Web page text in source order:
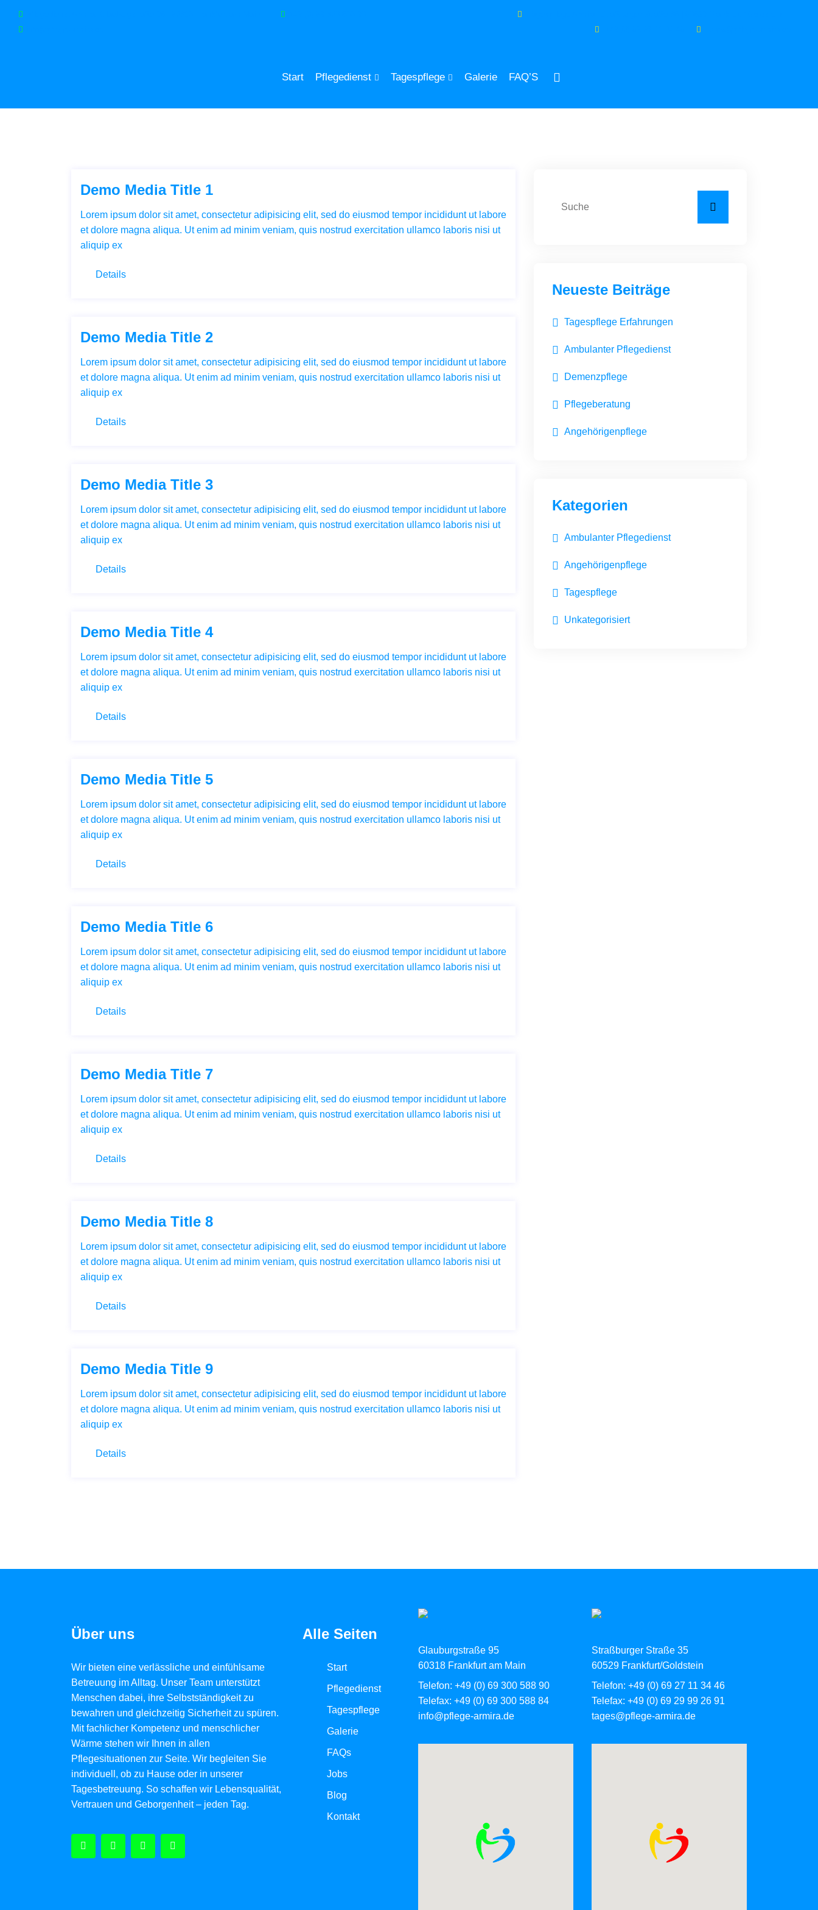
Start Pflegedienst Tagespflege Galerie FAQ’S
Demo Media Title 1
Lorem ipsum dolor sit amet, consectetur adipisicing elit, sed do eiusmod tempor incididunt ut labore
et dolore magna aliqua. Ut enim ad minim veniam, quis nostrud exercitation ullamco laboris nisi ut
aliquip ex
Details
Demo Media Title 2
Lorem ipsum dolor sit amet, consectetur adipisicing elit, sed do eiusmod tempor incididunt ut labore
et dolore magna aliqua. Ut enim ad minim veniam, quis nostrud exercitation ullamco laboris nisi ut
aliquip ex
Details
Demo Media Title 3
Lorem ipsum dolor sit amet, consectetur adipisicing elit, sed do eiusmod tempor incididunt ut labore
et dolore magna aliqua. Ut enim ad minim veniam, quis nostrud exercitation ullamco laboris nisi ut
aliquip ex
Details
Demo Media Title 4
Lorem ipsum dolor sit amet, consectetur adipisicing elit, sed do eiusmod tempor incididunt ut labore
et dolore magna aliqua. Ut enim ad minim veniam, quis nostrud exercitation ullamco laboris nisi ut
aliquip ex
Details
Demo Media Title 5
Lorem ipsum dolor sit amet, consectetur adipisicing elit, sed do eiusmod tempor incididunt ut labore
et dolore magna aliqua. Ut enim ad minim veniam, quis nostrud exercitation ullamco laboris nisi ut
aliquip ex
Details
Demo Media Title 6
Lorem ipsum dolor sit amet, consectetur adipisicing elit, sed do eiusmod tempor incididunt ut labore
et dolore magna aliqua. Ut enim ad minim veniam, quis nostrud exercitation ullamco laboris nisi ut
aliquip ex
Details
Demo Media Title 7
Lorem ipsum dolor sit amet, consectetur adipisicing elit, sed do eiusmod tempor incididunt ut labore
et dolore magna aliqua. Ut enim ad minim veniam, quis nostrud exercitation ullamco laboris nisi ut
aliquip ex
Details
Demo Media Title 8
Lorem ipsum dolor sit amet, consectetur adipisicing elit, sed do eiusmod tempor incididunt ut labore
et dolore magna aliqua. Ut enim ad minim veniam, quis nostrud exercitation ullamco laboris nisi ut
aliquip ex
Details
Demo Media Title 9
Lorem ipsum dolor sit amet, consectetur adipisicing elit, sed do eiusmod tempor incididunt ut labore
et dolore magna aliqua. Ut enim ad minim veniam, quis nostrud exercitation ullamco laboris nisi ut
aliquip ex
Details
Neueste Beiträge
Tagespflege Erfahrungen
Ambulanter Pflegedienst
Demenzpflege
Pflegeberatung
Angehörigenpflege
Kategorien
Ambulanter Pflegedienst
Angehörigenpflege
Tagespflege
Unkategorisiert
Über uns
Wir bieten eine verlässliche und einfühlsame
Betreuung im Alltag. Unser Team unterstützt
Menschen dabei, ihre Selbstständigkeit zu
bewahren und gleichzeitig Sicherheit zu spüren.
Mit fachlicher Kompetenz und menschlicher
Wärme stehen wir Ihnen in allen
Pflegesituationen zur Seite. Wir begleiten Sie
individuell, ob zu Hause oder in unserer
Tagesbetreuung. So schaffen wir Lebensqualität,
Vertrauen und Geborgenheit – jeden Tag.
Alle Seiten
Start
Pflegedienst
Tagespflege
Galerie
FAQs
Jobs
Blog
Kontakt
Glauburgstraße 95
60318 Frankfurt am Main
Telefon: +49 (0) 69 300 588 90
Telefax: +49 (0) 69 300 588 84
info@pflege-armira.de
Straßburger Straße 35
60529 Frankfurt/Goldstein
Telefon: +49 (0) 69 27 11 34 46
Telefax: +49 (0) 69 29 99 26 91
tages@pflege-armira.de